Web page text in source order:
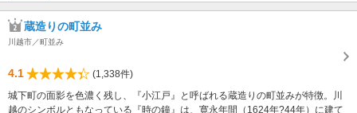
蔵造りの町並み
川越市／町並み
4.1
(1,338件)
城下町の面影を色濃く残し、『小江戸』と呼ばれる蔵造りの町並みが特徴。川
越のシンボルともなっている『時の鐘』は、寛永年間（1624年?44年）に建て